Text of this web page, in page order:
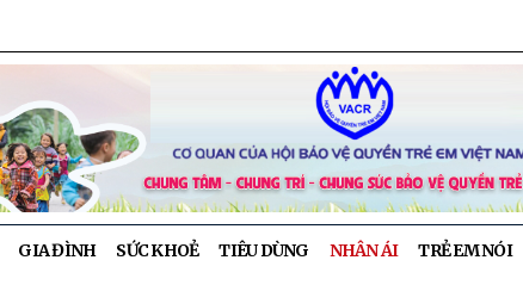
GIA ĐÌNH SỨC KHOẺ TIÊU DÙNG NHÂN ÁI TRẺ EM NÓI